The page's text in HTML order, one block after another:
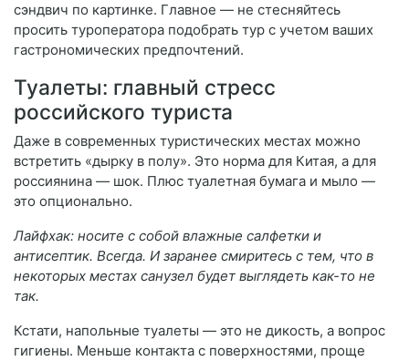
сэндвич по картинке. Главное — не стесняйтесь
просить туроператора подобрать тур с учетом ваших
гастрономических предпочтений.
Туалеты: главный стресс
российского туриста
Даже в современных туристических местах можно
встретить «дырку в полу». Это норма для Китая, а для
россиянина — шок. Плюс туалетная бумага и мыло —
это опционально.
Лайфхак: носите с собой влажные салфетки и
антисептик. Всегда. И заранее смиритесь с тем, что в
некоторых местах санузел будет выглядеть как-то не
так.
Кстати, напольные туалеты — это не дикость, а вопрос
гигиены. Меньше контакта с поверхностями, проще